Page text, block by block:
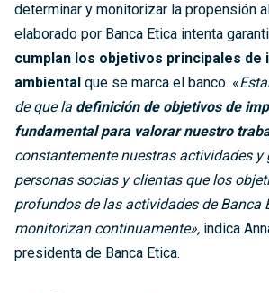
determinar y monitorizar la propensión
elaborado por Banca Etica intenta
cumplan los objetivos principales de
ambiental que se marca el banco. «
de que la definición de objetivos de
fundamental para valorar nuestro
constantemente nuestras actividades y
personas socias y clientas que los
profundos de las actividades de Banca
monitorizan continuamente», indica
presidenta de Banca Etica.